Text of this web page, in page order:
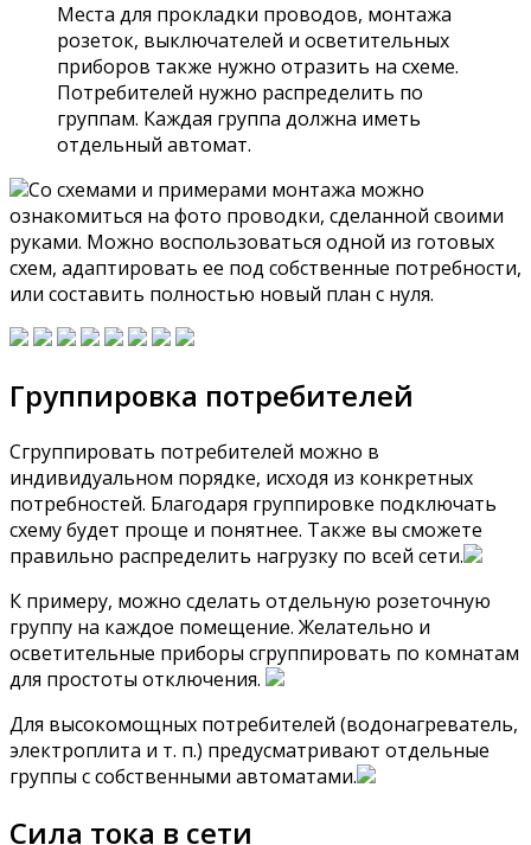
Места для прокладки проводов, монтажа
розеток, выключателей и осветительных
приборов также нужно отразить на схеме.
Потребителей нужно распределить по
группам. Каждая группа должна иметь
отдельный автомат.
Со схемами и примерами монтажа можно
ознакомиться на фото проводки, сделанной своими
руками. Можно воспользоваться одной из готовых
схем, адаптировать ее под собственные потребности,
или составить полностью новый план с нуля.
Группировка потребителей
Сгруппировать потребителей можно в
индивидуальном порядке, исходя из конкретных
потребностей. Благодаря группировке подключать
схему будет проще и понятнее. Также вы сможете
правильно распределить нагрузку по всей сети.
К примеру, можно сделать отдельную розеточную
группу на каждое помещение. Желательно и
осветительные приборы сгруппировать по комнатам
для простоты отключения.
Для высокомощных потребителей (водонагреватель,
электроплита и т. п.) предусматривают отдельные
группы с собственными автоматами.
Сила тока в сети